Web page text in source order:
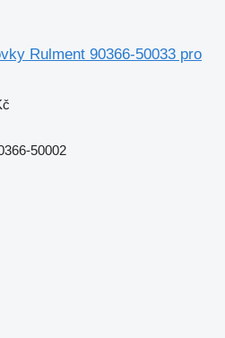
Rulment 90366-50033 pro
50002